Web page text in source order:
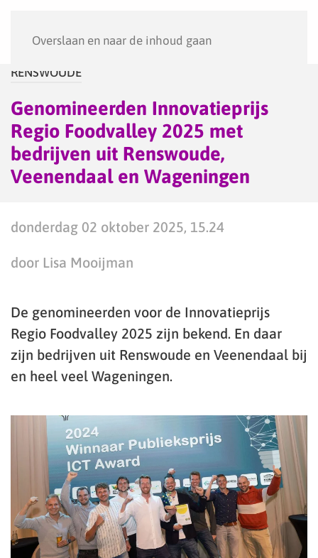
Overslaan en naar de inhoud gaan
RENSWOUDE
Genomineerden Innovatieprijs
Regio Foodvalley 2025 met
bedrijven uit Renswoude,
Veenendaal en Wageningen
donderdag 02 oktober 2025, 15.24
door Lisa Mooijman
De genomineerden voor de Innovatieprijs
Regio Foodvalley 2025 zijn bekend. En daar
zijn bedrijven uit Renswoude en Veenendaal bij
en heel veel Wageningen.